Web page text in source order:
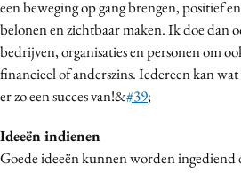
een beweging op gang brengen, positief
belonen en zichtbaar maken. Ik doe dan
bedrijven, organisaties en personen om
financieel of anderszins. Iedereen kan
er zo een succes van!&#39;
Ideeën indienen
Goede ideeën kunnen worden ingediend